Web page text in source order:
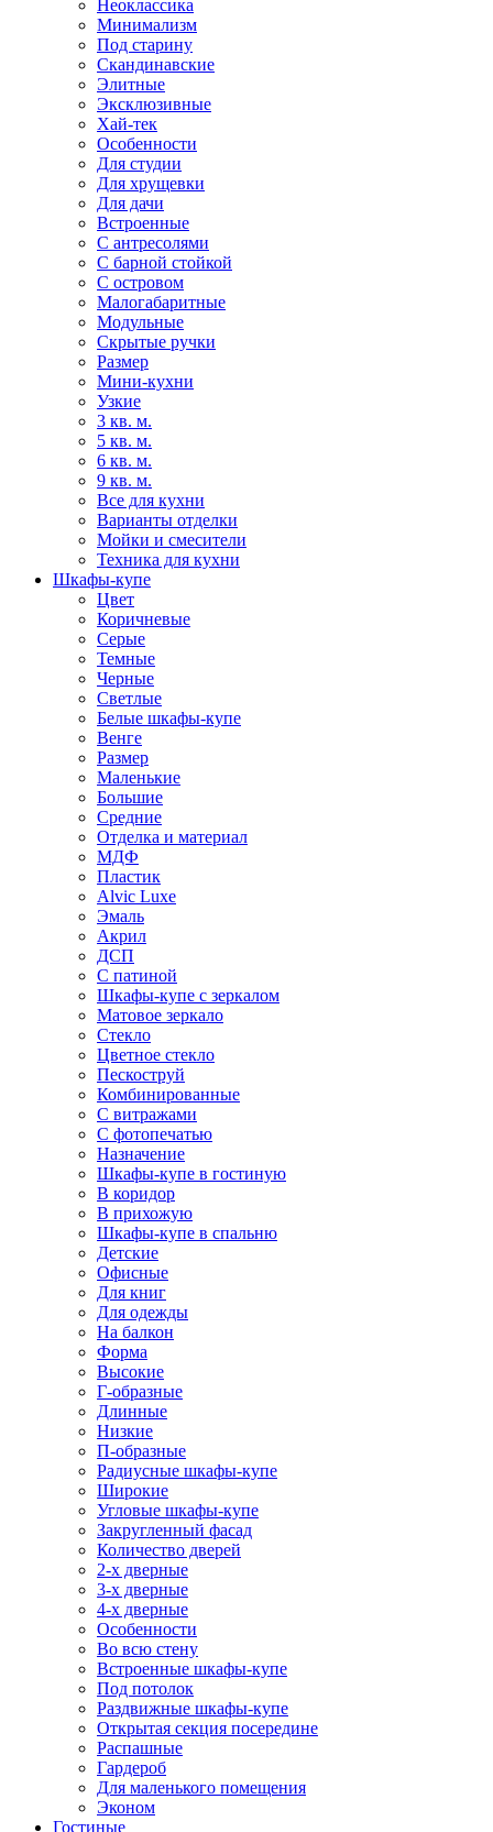
Неоклассика
Минимализм
Под старину
Скандинавские
Элитные
Эксклюзивные
Хай-тек
Особенности
Для студии
Для хрущевки
Для дачи
Встроенные
С антресолями
С барной стойкой
С островом
Малогабаритные
Модульные
Скрытые ручки
Размер
Мини-кухни
Узкие
3 кв. м.
5 кв. м.
6 кв. м.
9 кв. м.
Все для кухни
Варианты отделки
Мойки и смесители
Техника для кухни
Шкафы-купе
Цвет
Коричневые
Серые
Темные
Черные
Светлые
Белые шкафы-купе
Венге
Размер
Маленькие
Большие
Средние
Отделка и материал
МДФ
Пластик
Alvic Luxe
Эмаль
Акрил
ДСП
С патиной
Шкафы-купе с зеркалом
Матовое зеркало
Стекло
Цветное стекло
Пескоструй
Комбинированные
С витражами
С фотопечатью
Назначение
Шкафы-купе в гостиную
В коридор
В прихожую
Шкафы-купе в спальню
Детские
Офисные
Для книг
Для одежды
На балкон
Форма
Высокие
Г-образные
Длинные
Низкие
П-образные
Радиусные шкафы-купе
Широкие
Угловые шкафы-купе
Закругленный фасад
Количество дверей
2-х дверные
3-х дверные
4-х дверные
Особенности
Во всю стену
Встроенные шкафы-купе
Под потолок
Раздвижные шкафы-купе
Открытая секция посередине
Распашные
Гардероб
Для маленького помещения
Эконом
Гостиные